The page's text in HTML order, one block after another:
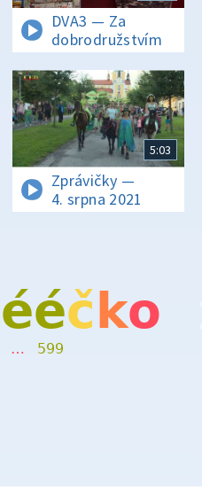
DVA3 — Za
dobrodružstvím
5:03
Zprávičky —
4. srpna 2021
é
…
é
599
č ko